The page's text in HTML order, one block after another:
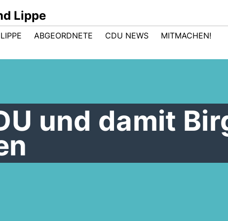
Lippe
ABGEORDNETE CDU NEWS MITMACHEN!
und damit